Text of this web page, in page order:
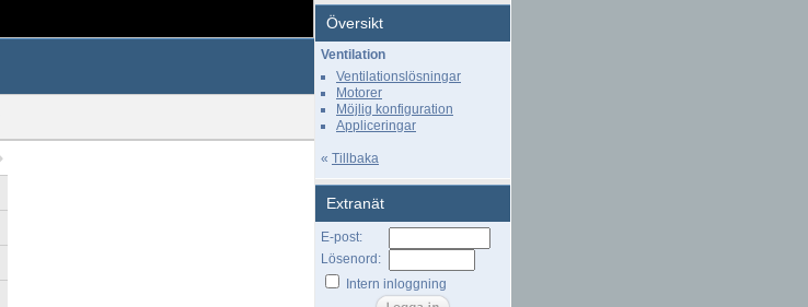
Översikt
Ventilation
Ventilationslösningar
Motorer
Möjlig konfiguration
Appliceringar
« Tillbaka
Extranät
E-post:
Lösenord:
Intern inloggning